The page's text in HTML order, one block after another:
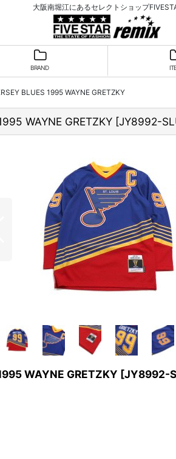
大阪南堀江にあるセレクトショップ
BRAND
BLUES 1995 WAYNE GRETZKY
WAYNE GRETZKY [JY8992-
WAYNE GRETZKY [JY8992-